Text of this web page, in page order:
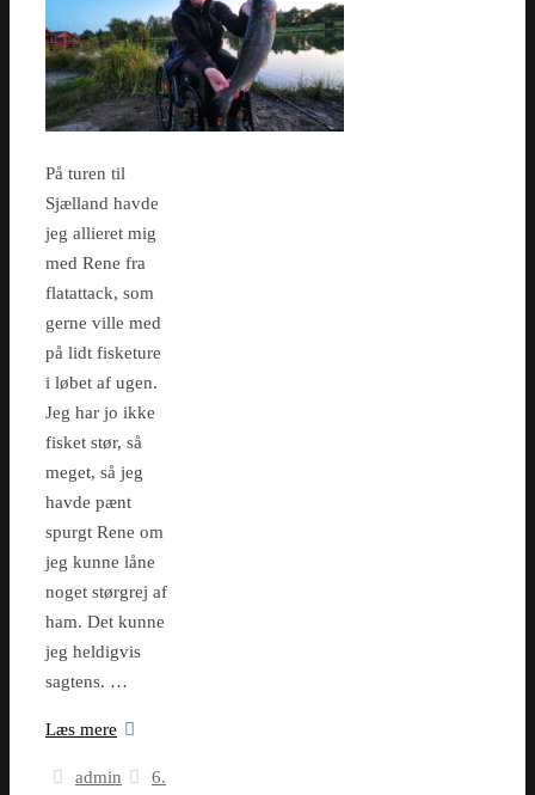
På turen til
Sjælland havde
jeg allieret mig
med Rene fra
flatattack, som
gerne ville med
på lidt fisketure
i løbet af ugen.
Jeg har jo ikke
fisket stør, så
meget, så jeg
havde pænt
spurgt Rene om
jeg kunne låne
noget størgrej af
ham. Det kunne
jeg heldigvis
sagtens. …
Læs mere
admin 6.